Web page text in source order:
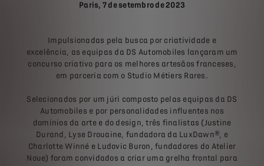
Paris, 7 de setembro de 2023
Impulsionadas pela busca por criatividade e
excelência, as equipas da DS Automobiles lançaram um
concurso criativo para os melhores artesãos franceses,
em parceria com o Studio Métiers Rares.
Selecionados por um júri composto pelas equipas da DS
Automobiles e por personalidades influentes nos
domínios da arte e do design, três finalistas (Justine
Durand, Lyse Drouaine, fundadora da LuxDawn®, e
Charlotte Winné e Ludovic Buron, fundadores do Atelier
Noue) foram convidados a criar uma grelha frontal para